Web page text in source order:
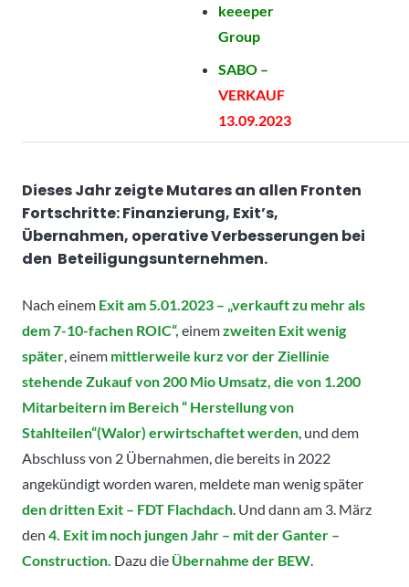
keeeper
Group
SABO –
VERKAUF
13.09.2023
Dieses Jahr zeigte Mutares an allen Fronten
Fortschritte: Finanzierung, Exit’s,
Übernahmen, operative Verbesserungen bei
den Beteiligungsunternehmen.
Nach einem Exit am 5.01.2023 – „verkauft zu mehr als
dem 7-10-fachen ROIC“, einemzweiten Exit wenig
später, einem mittlerweile kurz vor der Ziellinie
stehende Zukauf von 200 Mio Umsatz, die von 1.200
Mitarbeitern im Bereich “ Herstellung von
Stahlteilen“(Walor) erwirtschaftet werden, und dem
Abschluss von 2 Übernahmen, die bereits in 2022
angekündigt worden waren, meldete man wenig später
den dritten Exit – FDT Flachdach. Und dann am 3. März
den 4. Exit im noch jungen Jahr – mit der Ganter –
Construction. Dazu die Übernahme der BEW.